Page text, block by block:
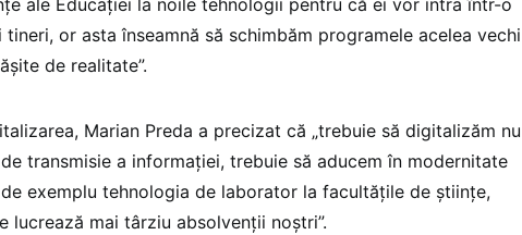
ale Educației la noile tehnologii pentru că ei vor intra într-o
tineri, or asta înseamnă să schimbăm programele acelea vechi
de realitate”.
Marian Preda a precizat că „trebuie să digitalizăm nu
transmisie a informației, trebuie să aducem în modernitate
exemplu tehnologia de laborator la facultățile de științe,
lucrează mai târziu absolvenții noștri”.